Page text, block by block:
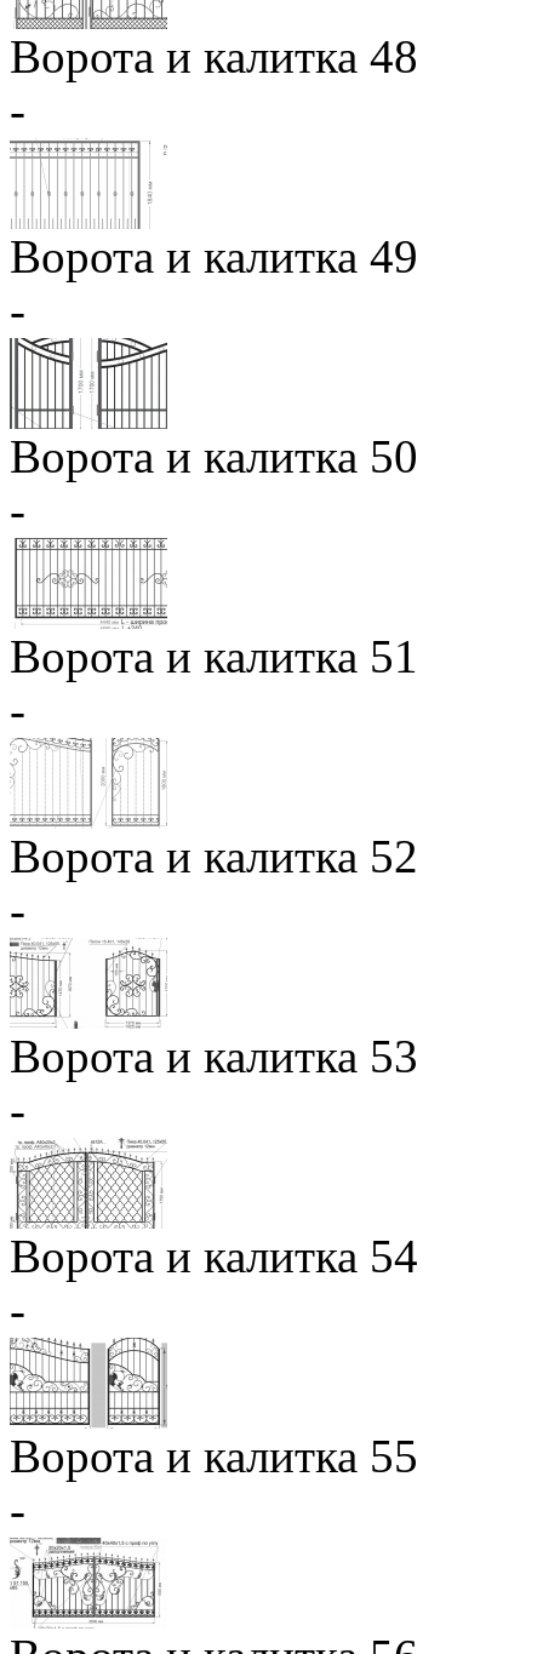
Ворота и калитка 48
-
Ворота и калитка 49
-
Ворота и калитка 50
-
Ворота и калитка 51
-
Ворота и калитка 52
-
Ворота и калитка 53
-
Ворота и калитка 54
-
Ворота и калитка 55
-